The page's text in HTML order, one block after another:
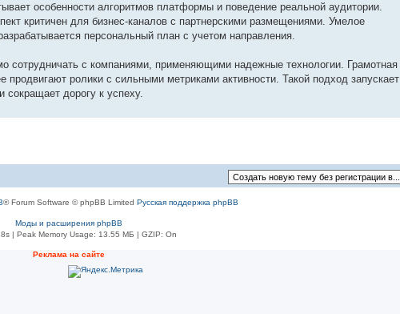
особенности алгоритмов платформы и поведение реальной аудитории.
критичен для бизнес-каналов с партнерскими размещениями. Умелое
персональный план с учетом направления.
сотрудничать с компаниями, применяющими надежные технологии. Грамотная
ролики с сильными метриками активности. Такой подход запускает
сокращает дорогу к успеху.
® Forum Software © phpBB Limited Русская поддержка phpBB
Моды и расширения phpBB
| Peak Memory Usage: 13.55 МБ | GZIP: On
Реклама на сайте